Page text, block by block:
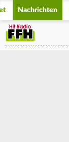
Nachrichten